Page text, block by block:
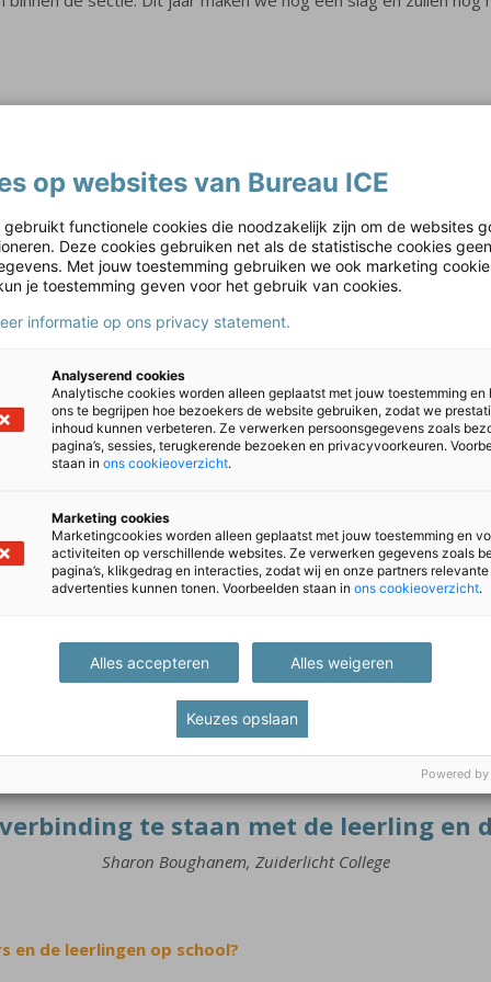
het thema burgerschap, waarin we verschillende vakken
democratie en diversiteit. Zo zijn we nu bezig met het
in het PTO of PTA. Denk aan de sectie Nederlands en
te leren. Wat houdt dat in?
optimaal te ontwikkelen. We werken samen met diverse
het Fotografi emuseum Amsterdam en zijn leerlingen
leren de leerlingen ook hoe je een activiteit
dan docenten, wat erg leerzaam kan zijn. Deze opdracht is
zingeving met elkaar verbonden zijn. Door het onderwijs op
na het behalen van hun diploma kleiner.”
zich verder ontwikkelen?
en tijd van docenten ligt. Met iedere docent hebben we
hij of zij zich zou willen ontwikkelen. Waar mogelijk leggen we
tot ontwikkelmiddag en zijn alle docenten tussen 13:00
Dat vinden wij belangrijk. Je kunt namelijk wel iedereen tijd
hebben ze er alsnog weinig aan. Tenslotte zijn wij een
te staan met de leerling en
Sharon Boughanem, Zuiderlicht College
en de leerlingen op school?
op websites van Bureau ICE
gebruikt functionele cookies die noodzakelijk zijn om de websites
Deze cookies gebruiken net als de statistische cookies geen
Met jouw toestemming gebruiken we ook marketing
je toestemming geven voor het gebruik van cookies.
informatie op ons privacy statement.
Analyserend cookies
Analytische cookies worden alleen geplaatst met jouw toestemming en
ons te begrijpen hoe bezoekers de website gebruiken, zodat we
inhoud kunnen verbeteren. Ze verwerken persoonsgegevens zoals
pagina’s, sessies, terugkerende bezoeken en privacyvoorkeuren.
staan in ons cookieoverzicht.
Marketing cookies
Marketingcookies worden alleen geplaatst met jouw toestemming en
activiteiten op verschillende websites. Ze verwerken gegevens zoals
pagina’s, klikgedrag en interacties, zodat wij en onze partners relevante
advertenties kunnen tonen. Voorbeelden staan in ons cookieoverzicht.
Alles accepteren Alles weigeren
Keuzes opslaan
Powered by